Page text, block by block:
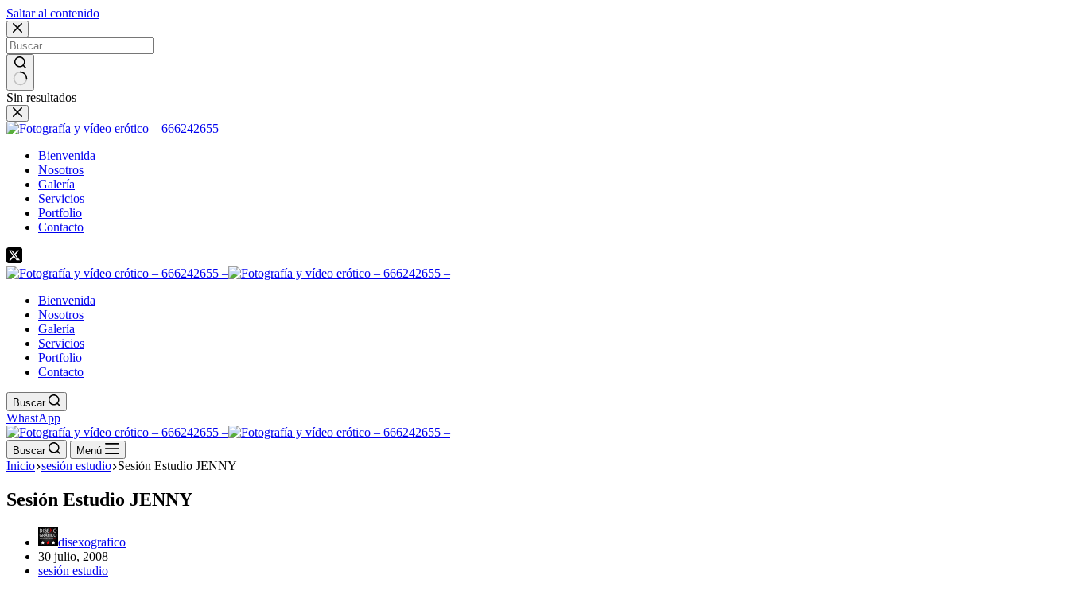
Saltar al contenido
Sin resultados
Bienvenida
Nosotros
Galería
Servicios
Portfolio
Contacto
Bienvenida
Nosotros
Galería
Servicios
Portfolio
Contacto
Buscar
WhastApp
Buscar Menú
Inicio sesión estudio Sesión Estudio JENNY
Sesión Estudio JENNY
disexografico
30 julio, 2008
sesión estudio